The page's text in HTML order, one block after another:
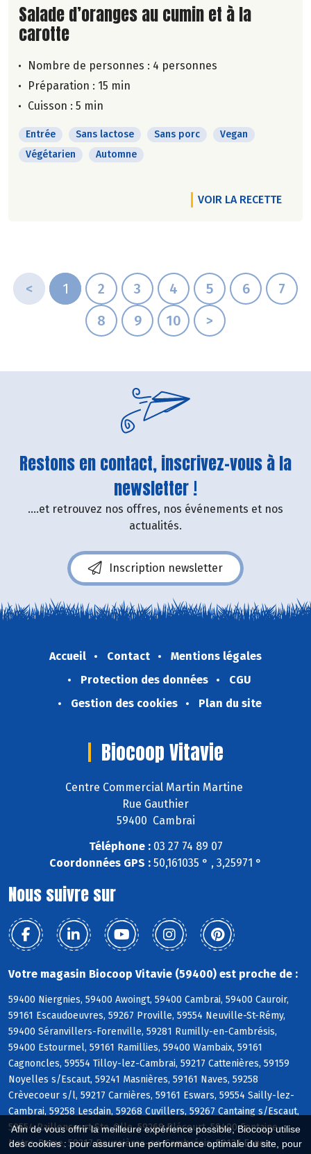
Afin de vous offrir la meilleure expérience possible, Biocoop utilise
des cookies : pour assurer une performance optimale du site, pour
Lire la suite de la recette
Salade d’oranges au cumin et à la
carotte
Nombre de personnes : 4 personnes
Préparation : 15 min
Cuisson : 5 min
Entrée Sans lactose Sans porc
Vegan
Végétarien
Automne
VOIR LA RECETTE
< 1 2 3 4 5 6
7
8
9 10 >
Restons en contact, inscrivez-vous à la
newsletter !
....et retrouvez nos offres, nos événements et nos
actualités.
Inscription newsletter
Accueil Contact
Mentions légales
Protection des données
CGU
Gestion des cookies
Plan du site
Biocoop Vitavie
Centre Commercial Martin Martine
Rue Gauthier
59400 Cambrai
Téléphone :03 27 74 89 07
Coordonnées GPS : 50,161035 ° , 3,25971 °
Nous suivre sur
Votre magasin Biocoop Vitavie (59400) est proche de :
59400 Niergnies, 59400 Awoingt, 59400 Cambrai, 59400 Cauroir,
59161 Escaudoeuvres, 59267 Proville, 59554 Neuville-St-Rémy,
59400 Séranvillers-Forenville, 59281 Rumilly-en-Cambrésis,
59400 Estourmel, 59161 Ramillies, 59400 Wambaix, 59161
Cagnoncles, 59554 Tilloy-lez-Cambrai, 59217 Cattenières, 59159
Noyelles s/Escaut, 59241 Masnières, 59161 Naves, 59258
Crèvecoeur s/l, 59217 Carnières, 59161 Eswars, 59554 Sailly-lez-
Cambrai, 59258 Lesdain, 59268 Cuvillers, 59267 Cantaing s/Escaut,
59554 Raillencourt-Ste-Olle, 59268 Blécourt, 59400 Fontaine-
Notre-Dame, 59217 Boussières-en-Cambrésis, 59127 Esnes